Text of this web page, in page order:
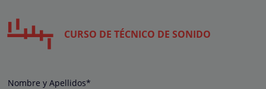
CURSO DE TÉCNICO DE SONIDO
Nombre y Apellidos*